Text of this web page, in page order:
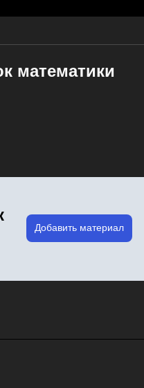
математики
Добавить материал